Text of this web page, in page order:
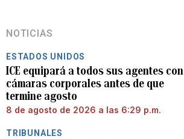
NOTICIAS
ESTADOS UNIDOS
ICE equipará a todos sus agentes con
cámaras corporales antes de que
termine agosto
8 de agosto de 2026 a las 6:29 p.m.
TRIBUNALES